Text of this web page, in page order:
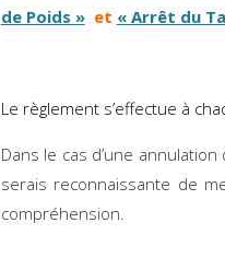
de Poids » et « Arrêt du
Le règlement s’effectue à
Dans le cas d’une
serais reconnaissante de
compréhension.